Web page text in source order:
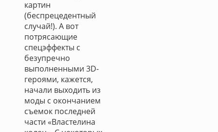
картин
(беспрецедентный
случай!). А вот
потрясающие
спецэффекты с
безупречно
выполненными 3D-
героями, кажется,
начали выходить из
моды с окончанием
съемок последней
части «Властелина